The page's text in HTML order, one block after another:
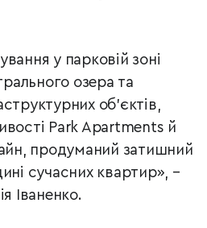
у парковій зоні
озера та
об’єктів,
Park Apartments й
продуманий затишний
сучасних квартир», –
Іваненко.